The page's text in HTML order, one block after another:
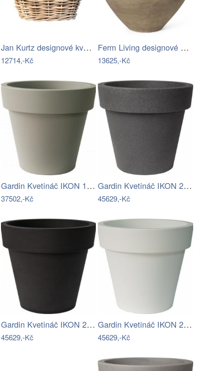
Jan Kurtz designové květináče Palau …
12714,-Kč
Ferm Living designové květináče Dodu…
13625,-Kč
Gardin Kvetináč IKON 160 - Sandy M9 Mdum
37502,-Kč
Gardin Kvetináč IKON 200 - Granite S4…
45629,-Kč
Gardin Kvetináč IKON 200 - Pearl black…
45629,-Kč
Gardin Kvetináč IKON 200 - Taupe G9 Mdum
45629,-Kč